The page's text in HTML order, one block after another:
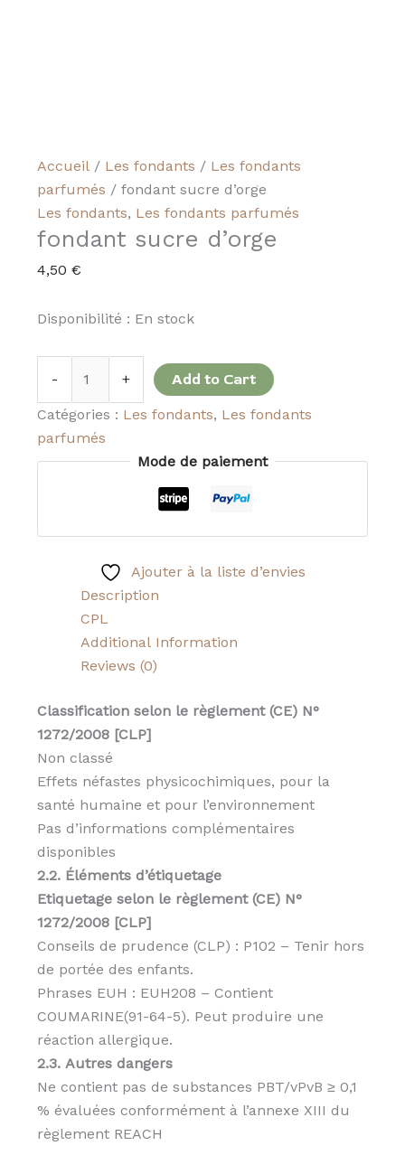
Accueil/ Les fondants / Les fondants
parfumés / fondant sucre d’orge
Les fondants, Les fondants parfumés
fondant sucre d’orge
4,50 €
Disponibilité : En stock
- + Add to Cart
Catégories : Les fondants, Les fondants
parfumés
Mode de paiement
Ajouter à la liste d’envies
Description
CPL
Additional Information
Reviews (0)
Classification selon le règlement (CE) N°
1272/2008 [CLP]
Non classé
Effets néfastes physicochimiques, pour la
santé humaine et pour l’environnement
Pas d’informations complémentaires
disponibles
2.2. Éléments d’étiquetage
Etiquetage selon le règlement (CE) N°
1272/2008 [CLP]
Conseils de prudence (CLP) : P102 – Tenir hors
de portée des enfants.
Phrases EUH : EUH208 – Contient
COUMARINE(91-64-5). Peut produire une
réaction allergique.
2.3. Autres dangers
Ne contient pas de substances PBT/vPvB ≥ 0,1
% évaluées conformément à l’annexe XIII du
règlement REACH